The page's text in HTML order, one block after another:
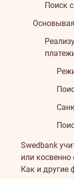
Поиск
Swedbank
или
Как и другие